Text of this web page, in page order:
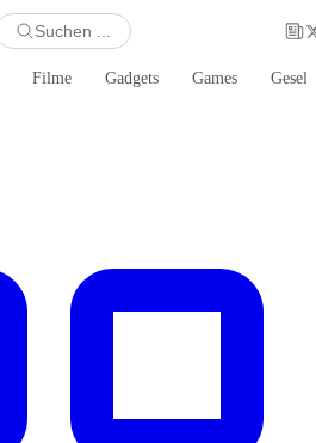
Suchen ...
Filme Gadgets Games